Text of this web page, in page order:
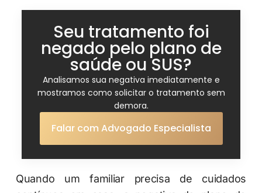
Seu tratamento foi
negado pelo plano de
saúde ou SUS?
Analisamos sua negativa imediatamente e
mostramos como solicitar o tratamento sem
demora.
Falar com Advogado Especialista
Quando um familiar precisa de cuidados